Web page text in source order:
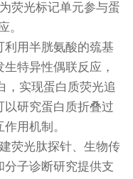
荧光标记单元参与蛋
。
用半胱氨酸的巯基
特异性偶联反应，
，实现蛋白质荧光追
以研究蛋白质折叠过
用机制。
荧光肽探针、生物传
分子诊断研究提供支